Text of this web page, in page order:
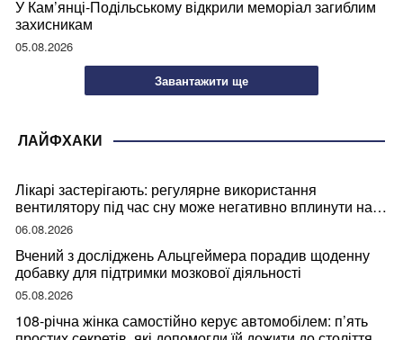
У Кам’янці-Подільському відкрили меморіал загиблим
захисникам
05.08.2026
Завантажити ще
ЛАЙФХАКИ
Лікарі застерігають: регулярне використання
вентилятору під час сну може негативно вплинути на
ваше здоров’я
06.08.2026
Вчений з досліджень Альцгеймера порадив щоденну
добавку для підтримки мозкової діяльності
05.08.2026
108-річна жінка самостійно керує автомобілем: п’ять